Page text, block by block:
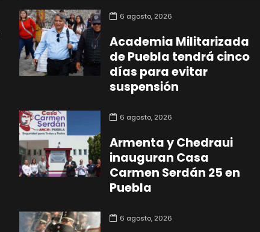
6 agosto, 2026
Academia Militarizada
de Puebla tendrá cinco
días para evitar
suspensión
6 agosto, 2026
Armenta y Chedraui
inauguran Casa
Carmen Serdán 25 en
Puebla
6 agosto, 2026